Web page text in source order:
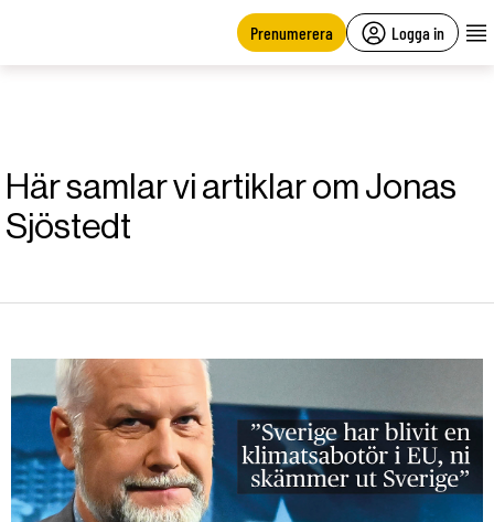
Prenumerera Logga in
Här samlar vi artiklar om Jonas
Sjöstedt